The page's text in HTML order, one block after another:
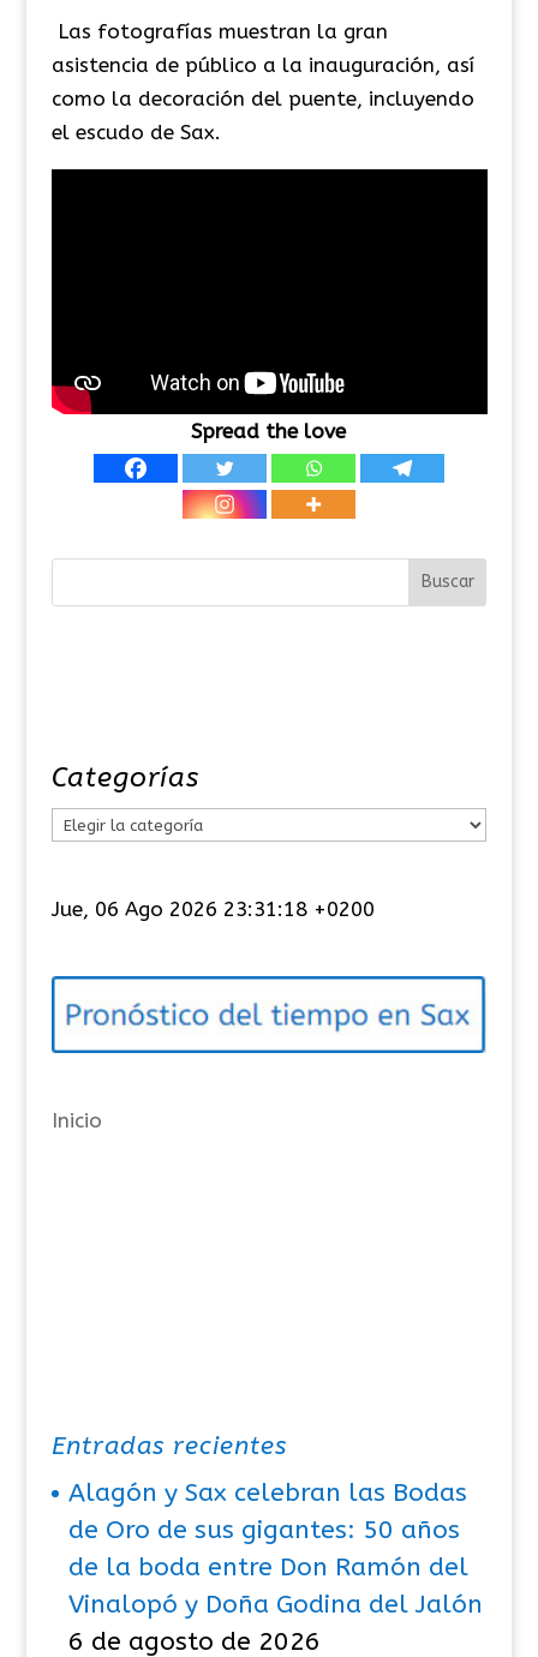
Las fotografías muestran la gran
asistencia de público a la inauguración, así
como la decoración del puente, incluyendo
el escudo de Sax.
Spread the love
Categorías
e
o
í
s
Jue, 06 Ago 2026 23:31:19 +0200
Inicio
Entradas recientes
Alagón y Sax celebran las Bodas
de Oro de sus gigantes: 50 años
de la boda entre Don Ramón del
Vinalopó y Doña Godina del Jalón
6 de agosto de 2026